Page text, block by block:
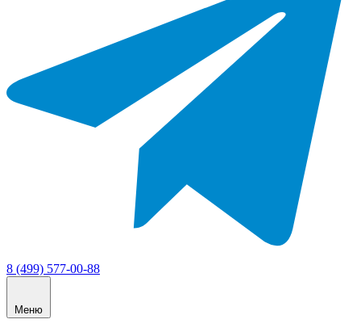
8 (499) 577-00-88
Меню